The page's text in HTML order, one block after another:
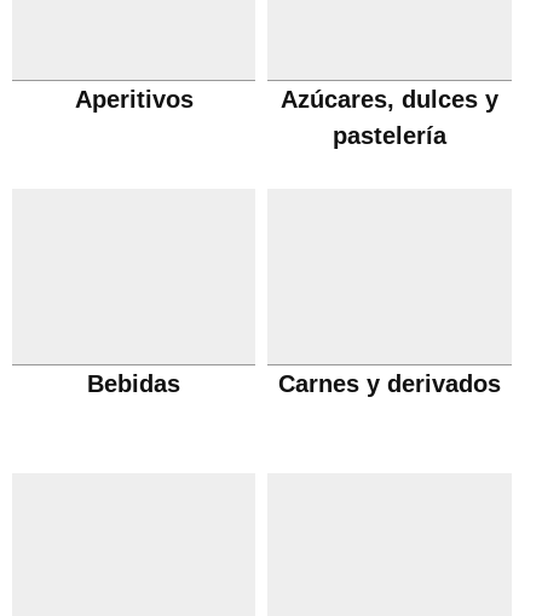
Aperitivos
Azúcares, dulces y
pastelería
Bebidas Carnes y derivados